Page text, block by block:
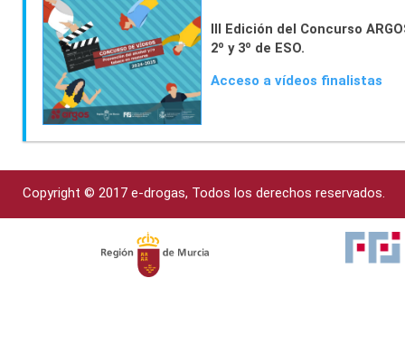
III Edición del Concurso
2º y 3º de ESO.
Acceso a vídeos finalistas
Copyright © 2017 e-drogas, Todos los derechos reservados.